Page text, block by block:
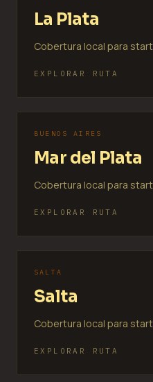
La Plata
Cobertura local para
EXPLORAR RUTA
BUENOS AIRES
Mar del Plata
Cobertura local para
EXPLORAR RUTA
SALTA
Salta
Cobertura local para
EXPLORAR RUTA